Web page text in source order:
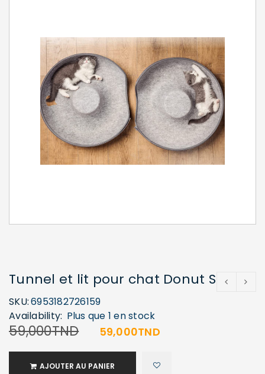
CONNECTER
ou e-mail*
de passe*
Tunnel et lit pour chat Donut S
SKU:6953182726159
Availability: Plus que 1 en stock
59,000TND 59,000TND
AJOUTER AU PANIER